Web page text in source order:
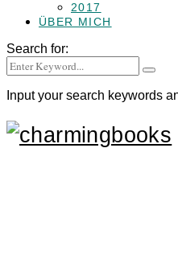
2017
ÜBER MICH
Search for:
Input your search keywords